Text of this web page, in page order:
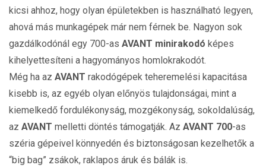
kicsi ahhoz, hogy olyan épületekben is használható legyen,
ahová más munkagépek már nem férnek be. Nagyon sok
gazdálkodónál egy 700-as AVANT minirakodó képes
kihelyettesíteni a hagyományos homlokrakodót.
Még ha az AVANT rakodógépek teheremelési kapacitása
kisebb is, az egyéb olyan előnyös tulajdonságai, mint a
kiemelkedő fordulékonyság, mozgékonyság, sokoldalúság,
az AVANT melletti döntés támogatják. Az AVANT 700-as
széria gépeivel könnyedén és biztonságosan kezelhetők a
“big bag” zsákok, raklapos áruk és bálák is.